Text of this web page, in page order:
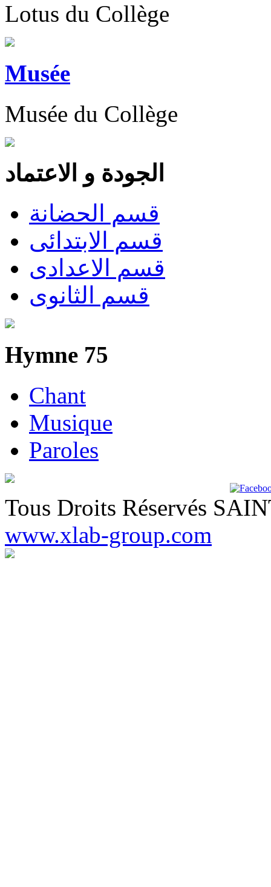
Lotus du Collège
Musée
Musée du Collège
الجودة و الاعتماد
قسم الحضانة
قسم الابتدائى
قسم الاعدادى
قسم الثانوى
Hymne 75
Chant
Musique
Paroles
Tous Droits Réservés
www.xlab-group.com